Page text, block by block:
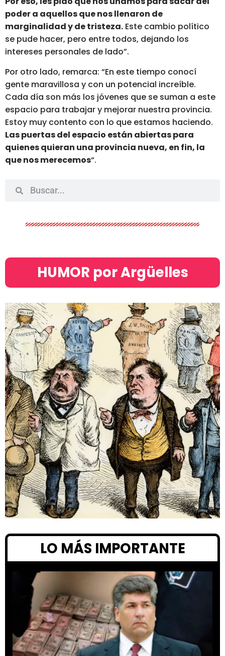
poder a aquellos que nos llenaron de
marginalidad y de tristeza. Este cambio político
se pude hacer, pero entre todos, dejando los
intereses personales de lado”.
Por otro lado, remarca: “En este tiempo conocí
gente maravillosa y con un potencial increíble.
Cada día son más los jóvenes que se suman a este
espacio para trabajar y mejorar nuestra provincia.
Estoy muy contento con lo que estamos haciendo.
Las puertas del espacio están abiertas para
quienes quieran una provincia nueva, en fin, la
que nos merecemos“.
HUMOR por Argüelles​
LO MÁS IMPORTANTE